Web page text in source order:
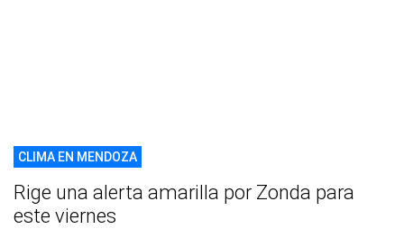
CLIMA EN MENDOZA
Rige una alerta amarilla por Zonda para
este viernes